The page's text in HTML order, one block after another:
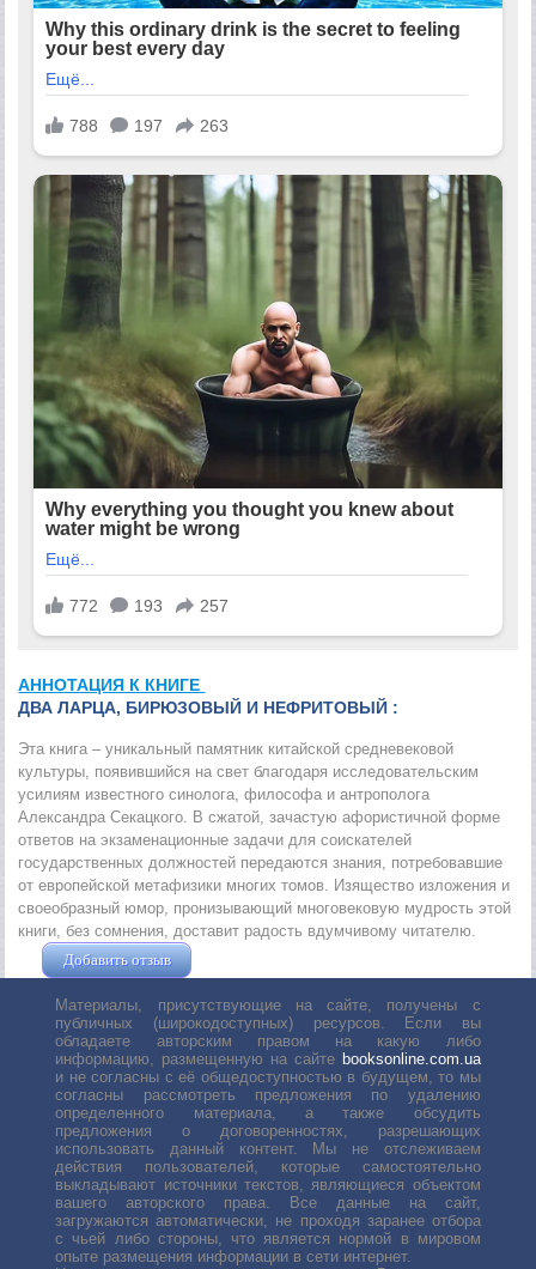
АННОТАЦИЯ К КНИГЕ
ДВА ЛАРЦА, БИРЮЗОВЫЙ И НЕФРИТОВЫЙ :
Эта книга – уникальный памятник китайской средневековой
культуры, появившийся на свет благодаря исследовательским
усилиям известного синолога, философа и антрополога
Александра Секацкого. В сжатой, зачастую афористичной форме
ответов на экзаменационные задачи для соискателей
государственных должностей передаются знания, потребовавшие
от европейской метафизики многих томов. Изящество изложения и
своеобразный юмор, пронизывающий многовековую мудрость этой
книги, без сомнения, доставит радость вдумчивому читателю.
Добавить отзыв
Материалы, присутствующие на сайте, получены с
публичных (широкодоступных) ресурсов. Если вы
обладаете авторским правом на какую либо
информацию, размещенную на сайте booksonline.com.ua
и не согласны с её общедоступностью в будущем, то мы
согласны рассмотреть предложения по удалению
определенного материала, а также обсудить
предложения о договоренностях, разрешающих
использовать данный контент. Мы не отслеживаем
действия пользователей, которые самостоятельно
выкладывают источники текстов, являющиеся объектом
вашего авторского права. Все данные на сайт,
загружаются автоматически, не проходя заранее отбора
с чьей либо стороны, что является нормой в мировом
опыте размещения информации в сети интернет.